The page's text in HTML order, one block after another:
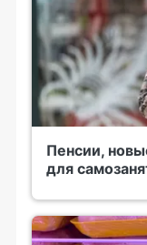
Пенсии,
для